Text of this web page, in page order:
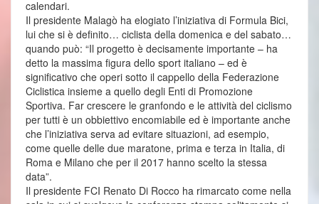
calendari.
Il presidente Malagò ha elogiato l’iniziativa di Formula Bici,
lui che si è definito… ciclista della domenica e del sabato…
quando può: “Il progetto è decisamente importante – ha
detto la massima figura dello sport italiano – ed è
significativo che operi sotto il cappello della Federazione
Ciclistica insieme a quello degli Enti di Promozione
Sportiva. Far crescere le granfondo e le attività del ciclismo
per tutti è un obbiettivo encomiabile ed è importante anche
che l’iniziativa serva ad evitare situazioni, ad esempio,
come quelle delle due maratone, prima e terza in Italia, di
Roma e Milano che per il 2017 hanno scelto la stessa
data”.
Il presidente FCI Renato Di Rocco ha rimarcato come nella